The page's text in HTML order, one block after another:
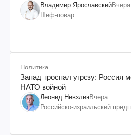
Владимир ЯрославскийВчера
Шеф-повар
Политика
Запад проспал угрозу: Россия
НАТО войной
Леонид НевзлинВчера
Российско-израильский